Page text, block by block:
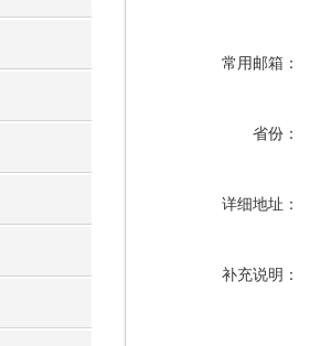
常用邮箱：
省份：
详细地址：
补充说明：